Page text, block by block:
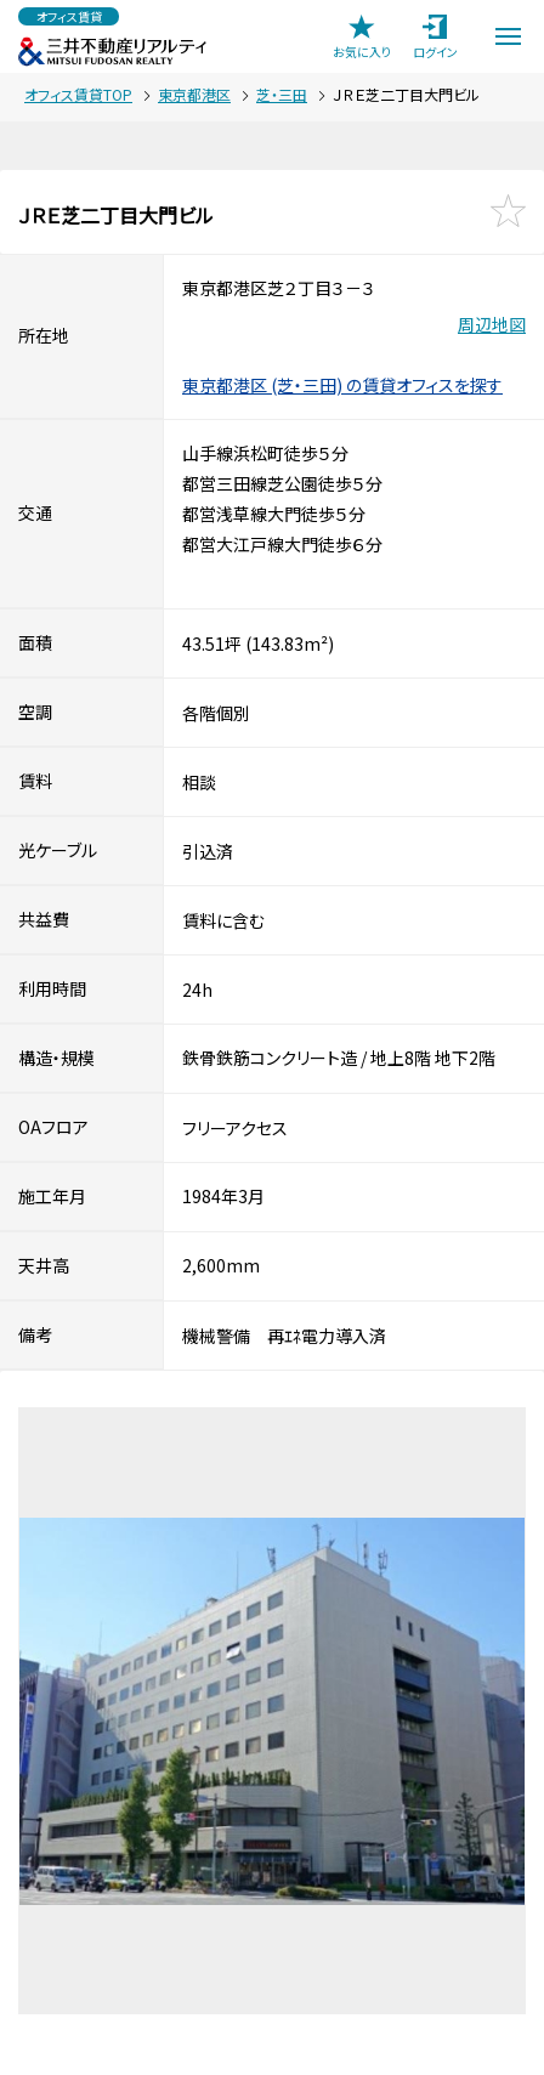
オフィス賃貸
お気に入り
ログイン
オフィス賃貸TOP 東京都港区 芝・三田 ＪＲＥ芝二丁目大門ビル
ＪＲＥ芝二丁目大門ビル
所在地
東京都港区芝２丁目３－３
周辺地図
東京都港区 (芝・三田) の賃貸オフィスを探す
交通
山手線浜松町徒歩５分
都営三田線芝公園徒歩５分
都営浅草線大門徒歩５分
都営大江戸線大門徒歩６分
面積 43.51坪 (143.83m²)
空調 各階個別
賃料 相談
光ケーブル 引込済
共益費 賃料に含む
利用時間 24h
構造・規模 鉄骨鉄筋コンクリート造 /地上8階地下2階
OAフロア フリーアクセス
施工年月 1984年3月
天井高 2,600mm
備考 機械警備 再ｴﾈ電力導入済